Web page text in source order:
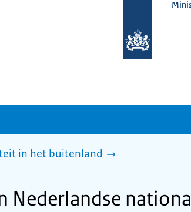
homepage
in het buitenland
Nederlandse